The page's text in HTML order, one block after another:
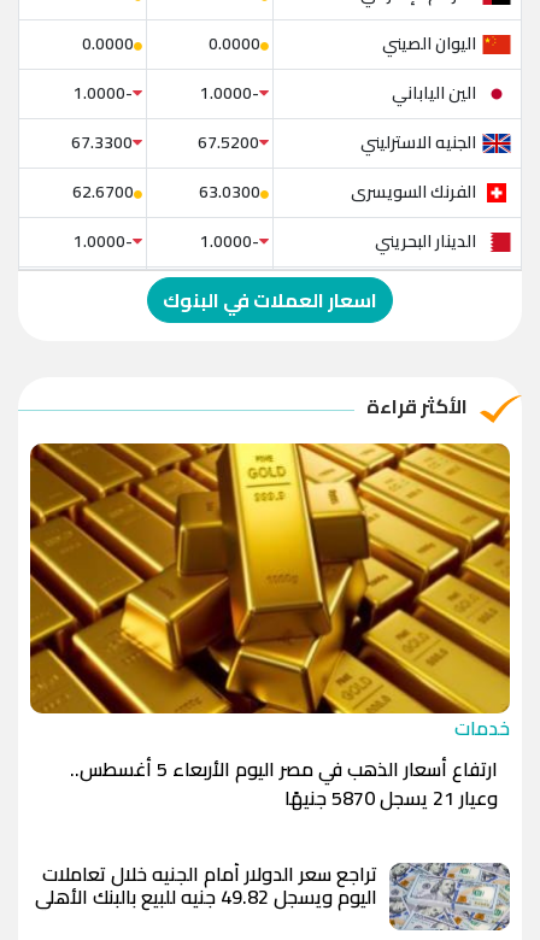
اليوان الصيني
0.0000
0.0000
الين الياباني
-1.0000
-1.0000
الجنيه الاسترليني
67.5200
67.3300
الفرنك السويسرى
63.0300
62.6700
الدينار البحريني
-1.0000
-1.0000
الدولار الإسترالي
-1.0000
الريال القطري
الدينار الأردني
-1.0000
-1.0000
اسعار العملات في البنوك
الأكثر قراءة
خدمات
ارتفاع أسعار الذهب في مصر اليوم الأربعاء 5 أغسطس..
وعيار 21 يسجل 5870 جنيهًا
تراجع سعر الدولار أمام الجنيه خلال تعاملات
اليوم ويسجل 49.82 جنيه للبيع بالبنك الأهلي
المصري